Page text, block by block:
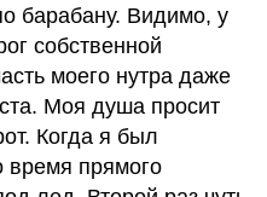
барабану. Видимо, у
собственной
моего нутра даже
Моя душа просит
Когда я был
прямого